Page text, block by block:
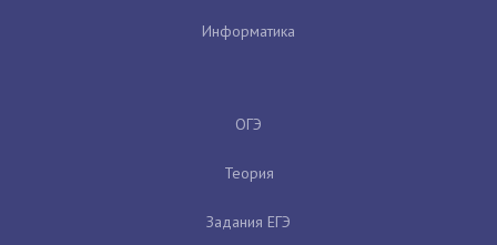
Информатика
ОГЭ
Теория
Задания ЕГЭ